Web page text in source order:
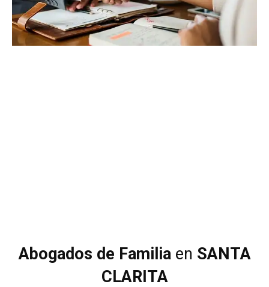
Abogados de Familiaen SANTA
CLARITA